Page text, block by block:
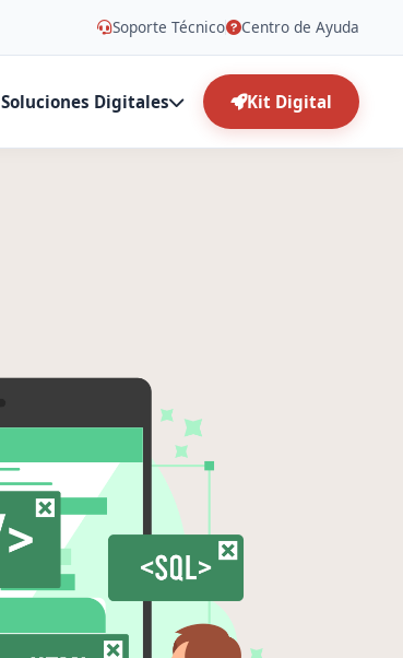
Soporte Técnico Centro de Ayuda
Soluciones Digitales Kit Digital